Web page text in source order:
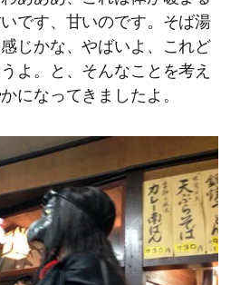
です、甘いのです。そば湯
じかな、やばいよ、これど
よ。と、そんなことを考え
になってきましたよ。